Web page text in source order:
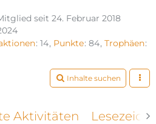
seit 24. Februar 2018
14 Punkte 84 Trophäen
Inhalte suchen
Aktivitäten